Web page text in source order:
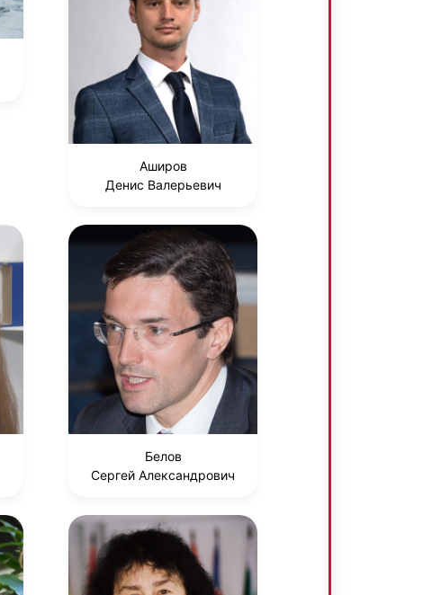
Аширов
Денис Валерьевич
Белов
Сергей Александрович